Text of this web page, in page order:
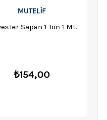
MUTELİF
Sapan 1 Ton 1 Mt.
₺154,00